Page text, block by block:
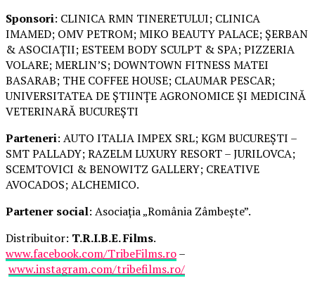
Sponsori: CLINICA RMN TINERETULUI; CLINICA
IMAMED; OMV PETROM; MIKO BEAUTY PALACE; ȘERBAN
& ASOCIAȚII; ESTEEM BODY SCULPT & SPA; PIZZERIA
VOLARE; MERLIN’S; DOWNTOWN FITNESS MATEI
BASARAB; THE COFFEE HOUSE; CLAUMAR PESCAR;
UNIVERSITATEA DE ȘTIINȚE AGRONOMICE ȘI MEDICINĂ
VETERINARĂ BUCUREȘTI
Parteneri: AUTO ITALIA IMPEX SRL; KGM BUCUREȘTI –
SMT PALLADY; RAZELM LUXURY RESORT – JURILOVCA;
SCEMTOVICI & BENOWITZ GALLERY; CREATIVE
AVOCADOS; ALCHEMICO.
Partener social: Asociația „România Zâmbește”.
Distribuitor: T.R.I.B.E. Films.
www.facebook.com/TribeFilms.ro–
www.instagram.com/tribefilms.ro/